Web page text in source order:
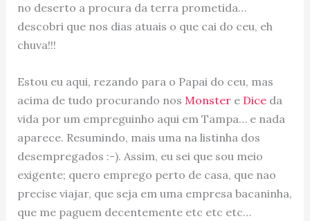
no deserto a procura da terra prometida…
descobri que nos dias atuais o que cai do ceu, eh
chuva!!!
Estou eu aqui, rezando para o Papai do ceu, mas
acima de tudo procurando nos Monstere Diceda
vida por um empreguinho aqui em Tampa… e nada
aparece. Resumindo, mais uma na listinha dos
desempregados :-). Assim, eu sei que sou meio
exigente; quero emprego perto de casa, que nao
precise viajar, que seja em uma empresa bacaninha,
que me paguem decentemente etc etc etc…